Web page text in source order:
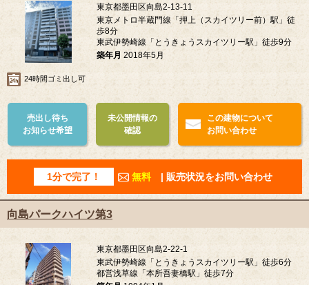
東京都墨田区向島2-13-11
東京メトロ半蔵門線「押上（スカイツリー前）駅」徒
歩8分
東武伊勢崎線「とうきょうスカイツリー駅」徒歩9分
築年月 2018年5月
24時間ゴミ出し可
売出し待ち
お知らせ希望
未公開情報の
確認
この建物について
お問い合わせ
1分で完了！ 無料 | 販売状況をお問い合わせ
向島パークハイツ第3
東京都墨田区向島2-22-1
東武伊勢崎線「とうきょうスカイツリー駅」徒歩6分
都営浅草線「本所吾妻橋駅」徒歩7分